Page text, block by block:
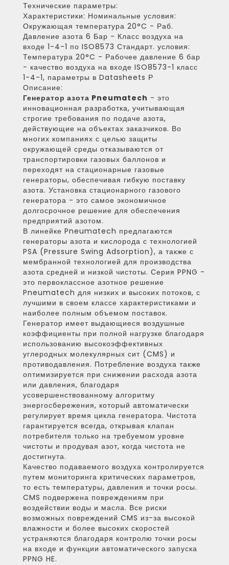
Технические параметры:
Характеристики: Номинальные условия:
Окружающая температура 20°C - Раб.
Давление азота 6 Бар - Класс воздуха на
входе 1-4-1 по ISO8573 Стандарт. условия:
Температура 20°C - Рабочее давление 6 бар
- качество воздуха на входе ISO8573-1 класс
1-4-1, параметры в Datasheets Р
Описание:
Генератор азота Pneumatech - это
инновационная разработка, учитывающая
строгие требования по подаче азота,
действующие на объектах заказчиков. Во
многих компаниях с целью защиты
окружающей среды отказываются от
транспортировки газовых баллонов и
переходят на стационарные газовые
генераторы, обеспечивая гибкую поставку
азота. Установка стационарного газового
генератора - это самое экономичное
долгосрочное решение для обеспечения
предприятий азотом.
В линейке Pneumatech предлагаются
генераторы азота и кислорода с технологией
PSA (Pressure Swing Adsorption), а также с
мембранной технологией для производства
азота средней и низкой чистоты. Серия PPNG -
это первоклассное азотное решение
Pneumatech для низких и высоких потоков, с
лучшими в своем классе характеристиками и
наиболее полным объемом поставок.
Генератор имеет выдающиеся воздушные
коэффициенты при полной нагрузке благодаря
использованию высокоэффективных
углеродных молекулярных сит (CMS) и
противодавления. Потребление воздуха также
оптимизируется при снижении расхода азота
или давления, благодаря
усовершенствованному алгоритму
энергосбережения, который автоматически
регулирует время цикла генератора. Чистота
гарантируется всегда, открывая клапан
потребителя только на требуемом уровне
чистоты и продувая азот, когда чистота не
достигнута.
Качество подаваемого воздуха контролируется
путем мониторинга критических параметров,
то есть температуры, давления и точки росы.
CMS подвержена повреждениям при
воздействии воды и масла. Все риски
возможных повреждений CMS из-за высокой
влажности и более высоких скоростей
устраняются благодаря контролю точки росы
на входе и функции автоматического запуска
PPNG HE.